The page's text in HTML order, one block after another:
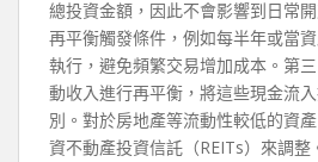
總投資金額，因此不會影響到日常
再平衡觸發條件，例如每半年或當
執行，避免頻繁交易增加成本。第
動收入進行再平衡，將這些現金流
別。對於房地產等流動性較低的資
資不動產投資信託（REITs）來調